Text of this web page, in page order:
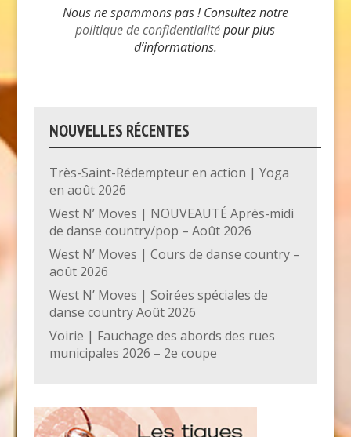
Nous ne spammons pas ! Consultez notre
politique de confidentialitépour plus
d’informations.
NOUVELLES RÉCENTES
Très-Saint-Rédempteur en action | Yoga
en août 2026
West N’ Moves | NOUVEAUTÉ Après-midi
de danse country/pop – Août 2026
West N’ Moves | Cours de danse country –
août 2026
West N’ Moves | Soirées spéciales de
danse country Août 2026
Voirie | Fauchage des abords des rues
municipales 2026 – 2e coupe